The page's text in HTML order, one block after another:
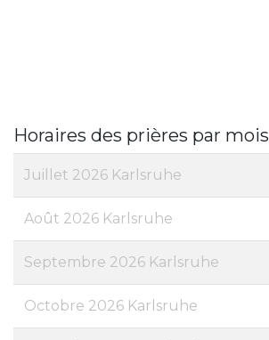
Horaires des prières par mois
Juillet 2026 Karlsruhe
Août 2026 Karlsruhe
Septembre 2026 Karlsruhe
Octobre 2026 Karlsruhe